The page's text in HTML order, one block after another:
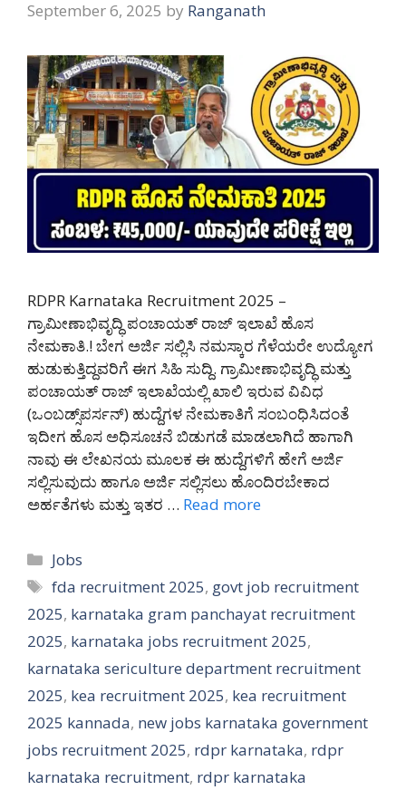
September 6, 2025 by Ranganath
RDPR Karnataka Recruitment 2025 –
ಗ್ರಾಮೀಣಾಭಿವೃದ್ಧಿ ಪಂಚಾಯತ್ ರಾಜ್ ಇಲಾಖೆ ಹೊಸ
ನೇಮಕಾತಿ.! ಬೇಗ ಅರ್ಜಿ ಸಲ್ಲಿಸಿ ನಮಸ್ಕಾರ ಗೆಳೆಯರೇ ಉದ್ಯೋಗ
ಹುಡುಕುತ್ತಿದ್ದವರಿಗೆ ಈಗ ಸಿಹಿ ಸುದ್ದಿ. ಗ್ರಾಮೀಣಾಭಿವೃದ್ಧಿ ಮತ್ತು
ಪಂಚಾಯತ್ ರಾಜ್ ಇಲಾಖೆಯಲ್ಲಿ ಖಾಲಿ ಇರುವ ವಿವಿಧ
(ಒಂಬಡ್ಸ್‌ಪರ್ಸನ್) ಹುದ್ದೆಗಳ ನೇಮಕಾತಿಗೆ ಸಂಬಂಧಿಸಿದಂತೆ
ಇದೀಗ ಹೊಸ ಅಧಿಸೂಚನೆ ಬಿಡುಗಡೆ ಮಾಡಲಾಗಿದೆ ಹಾಗಾಗಿ
ನಾವು ಈ ಲೇಖನಯ ಮೂಲಕ ಈ ಹುದ್ದೆಗಳಿಗೆ ಹೇಗೆ ಅರ್ಜಿ
ಸಲ್ಲಿಸುವುದು ಹಾಗೂ ಅರ್ಜಿ ಸಲ್ಲಿಸಲು ಹೊಂದಿರಬೇಕಾದ
ಅರ್ಹತೆಗಳು ಮತ್ತು ಇತರ … Read more
Categories
Jobs
Tags
fda recruitment 2025, govt job recruitment
2025, karnataka gram panchayat recruitment
2025, karnataka jobs recruitment 2025,
karnataka sericulture department recruitment
2025, kea recruitment 2025, kea recruitment
2025 kannada, new jobs karnataka government
jobs recruitment 2025, rdpr karnataka, rdpr
karnataka recruitment, rdpr karnataka